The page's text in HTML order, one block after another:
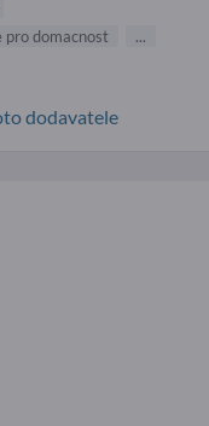
domacnost
...
dodavatele